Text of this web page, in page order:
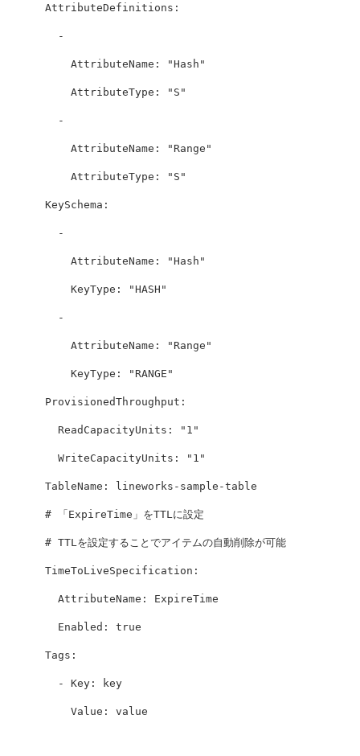
AttributeDefinitions :
-
AttributeName : "Hash"
AttributeType : " S"
-
AttributeName : " Range"
AttributeType : " S"
KeySchema :
-
AttributeName : "Hash"
KeyType : "HASH"
-
AttributeName : " Range"
KeyType : " RANGE"
ProvisionedThroughput :
ReadCapacityUnits : " 1"
WriteCapacityUnits : " 1"
TableName : lineworks-sample-table
# 「ExpireTime」をTTLに設定
# TTLを設定することでアイテムの自動削除が可能
TimeToLiveSpecification :
AttributeName : ExpireTime
Enabled : true
Tags :
- Key : key
Value : value